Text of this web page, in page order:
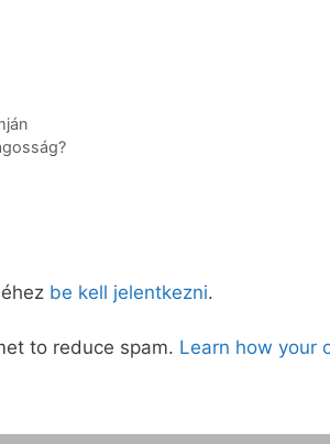
be kell jelentkezni.
to reduce spam. Learn how your